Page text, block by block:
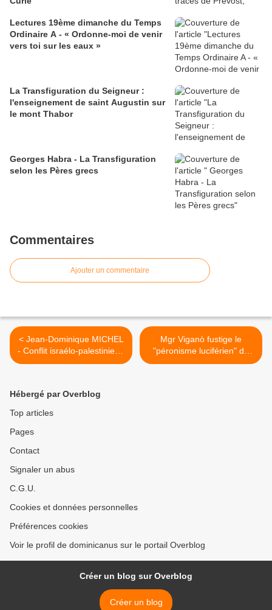
Lectures 19ème dimanche du Temps
Ordinaire A - « Ordonne-moi de venir
vers toi sur les eaux »
La Transfiguration du Seigneur :
l'enseignement de saint Augustin sur
le mont Thabor
Georges Habra - La Transfiguration
selon les Pères grecs
Commentaires
Ajouter un commentaire
< Jean-Dominique MICHEL
- Conflit israélo-palestinien :
4. Camp de la vie ou camp
Mgr Viganò fustige le
"péronisme luciférien" du
Pape François >
Hébergé par Overblog
Top articles
Pages
Contact
Signaler un abus
C.G.U.
Cookies et données personnelles
Préférences cookies
Voir le profil de dominicanus sur le portail Overblog
Créer un blog sur Overblog
Créer un blog